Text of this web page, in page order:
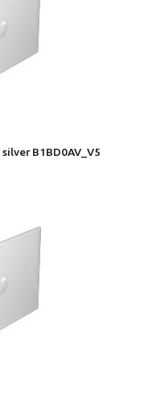
B1BD0AV_V5